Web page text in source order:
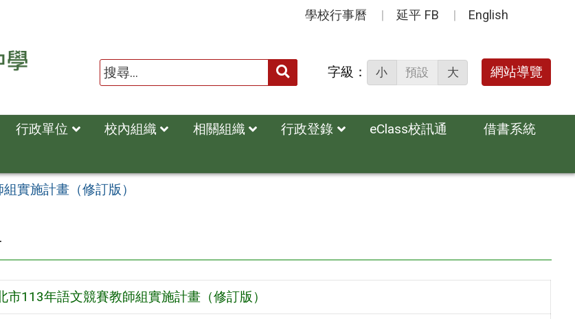
學校行事曆 延平 FB English
送出 字級： 小 預設 大 網站導覽
行政單位 校內組織 相關組織 行政登錄 eClass校訊通
借書系統
實施計畫（修訂版）
市113年語文競賽教師組實施計畫（修訂版）